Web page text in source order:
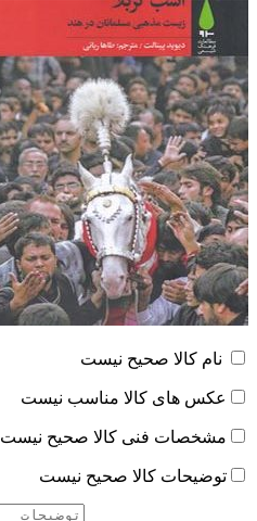
نام کالا صحیح نیست
عکس های کالا مناسب نیست
مشخصات فنی کالا صحیح نیست
توضیحات کالا صحیح نیست